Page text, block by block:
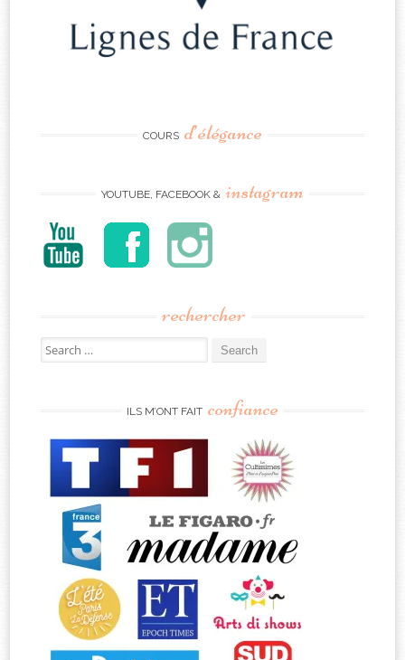
COURS d’élégance
YOUTUBE, FACEBOOK & instagram
rechercher
Search
for:
ILS M’ONT FAIT confiance